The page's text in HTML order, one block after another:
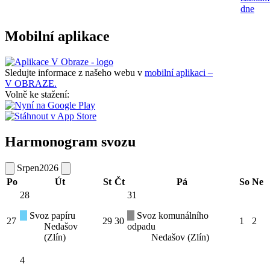
dne
Mobilní aplikace
Sledujte informace z našeho webu v mobilní aplikaci –
V OBRAZE.
Volně ke stažení:
Harmonogram svozu
Srpen2026
Po
Út St Čt Pá So Ne
27
28
Svoz papíru
Nedašov
(Zlín)
29 30
31
Svoz komunálního
odpadu
Nedašov (Zlín)
1 2
4